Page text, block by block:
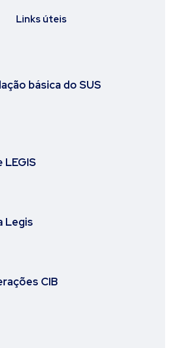
Links úteis
básica do SUS
LEGIS
Legis
CIB